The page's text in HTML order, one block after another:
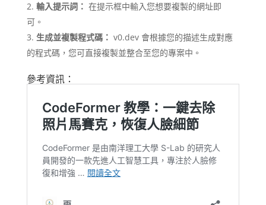
輸入提示詞： 在提示框中輸入您想要複製的網址即
可。
生成並複製程式碼： v0.dev 會根據您的描述生成對應
的程式碼，您可直接複製並整合至您的專案中。
參考資訊：